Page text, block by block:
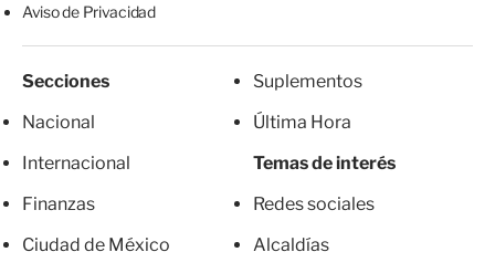
Aviso de Privacidad
Secciones
Nacional
Internacional
Finanzas
Ciudad de México
Suplementos
Última Hora
Temas de interés
Redes sociales
Alcaldías